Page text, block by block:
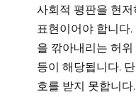
사회적 평판을 현
표현이어야 합니다
을 깎아내리는 허
등이 해당됩니다.
호를 받지 못합니